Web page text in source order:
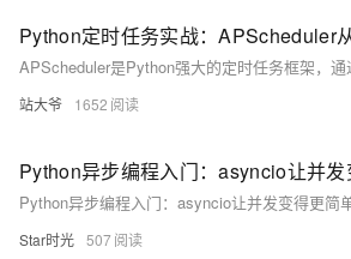
Python定时任务实战：APScheduler
站大爷 1652
Python异步编程入门：asyncio让并
Python异步编程入门：asyncio让并发变得更简
Star时光 507